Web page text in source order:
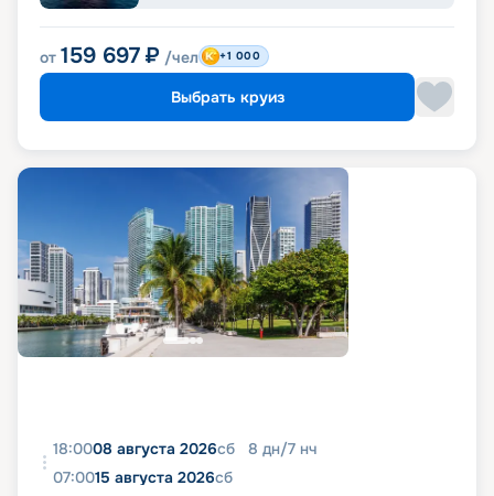
от 159 697 ₽ /чел +1 000
Выбрать круиз
18:0008 августа 2026сб 8 дн/7 нч
07:0015 августа 2026сб